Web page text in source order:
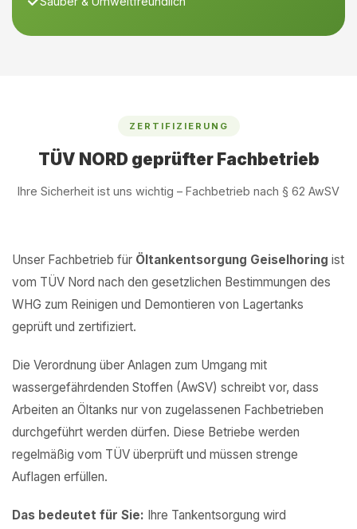
ZERTIFIZIERUNG
TÜV NORD geprüfter Fachbetrieb
Ihre Sicherheit ist uns wichtig – Fachbetrieb nach § 62 AwSV
Unser Fachbetrieb für Öltankentsorgung Geiselhoring ist
vom TÜV Nord nach den gesetzlichen Bestimmungen des
WHG zum Reinigen und Demontieren von Lagertanks
geprüft und zertifiziert.
Die Verordnung über Anlagen zum Umgang mit
wassergefährdenden Stoffen (AwSV) schreibt vor, dass
Arbeiten an Öltanks nur von zugelassenen Fachbetrieben
durchgeführt werden dürfen. Diese Betriebe werden
regelmäßig vom TÜV überprüft und müssen strenge
Auflagen erfüllen.
Das bedeutet für Sie: Ihre Tankentsorgung wird